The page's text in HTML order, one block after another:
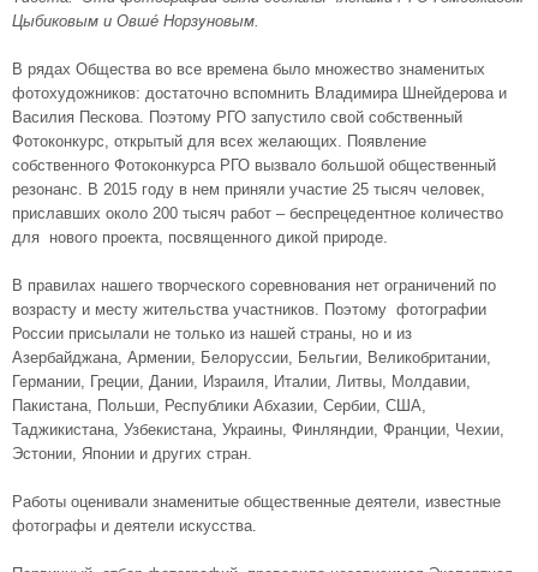
Цыбиковым и Овшé Норзуновым.
В рядах Общества во все времена было множество знаменитых
фотохудожников: достаточно вспомнить Владимира Шнейдерова и
Василия Пескова. Поэтому РГО запустило свой собственный
Фотоконкурс, открытый для всех желающих. Появление
собственного Фотоконкурса РГО вызвало большой общественный
резонанс. В 2015 году в нем приняли участие 25 тысяч человек,
приславших около 200 тысяч работ – беспрецедентное количество
для нового проекта, посвященного дикой природе.
В правилах нашего творческого соревнования нет ограничений по
возрасту и месту жительства участников. Поэтому фотографии
России присылали не только из нашей страны, но и из
Азербайджана, Армении, Белоруссии, Бельгии, Великобритании,
Германии, Греции, Дании, Израиля, Италии, Литвы, Молдавии,
Пакистана, Польши, Республики Абхазии, Сербии, США,
Таджикистана, Узбекистана, Украины, Финляндии, Франции, Чехии,
Эстонии, Японии и других стран.
Работы оценивали знаменитые общественные деятели, известные
фотографы и деятели искусства.